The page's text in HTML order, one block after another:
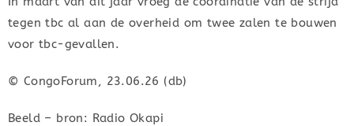
tegen tbc al aan de overheid om twee zalen te bouwen
voor tbc-gevallen.
© CongoForum, 23.06.26 (db)
Beeld – bron: Radio Okapi